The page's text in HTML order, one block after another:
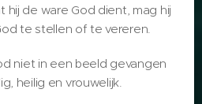
hij de ware God dient, mag hij
te stellen of te vereren.
niet in een beeld gevangen
heilig en vrouwelijk.